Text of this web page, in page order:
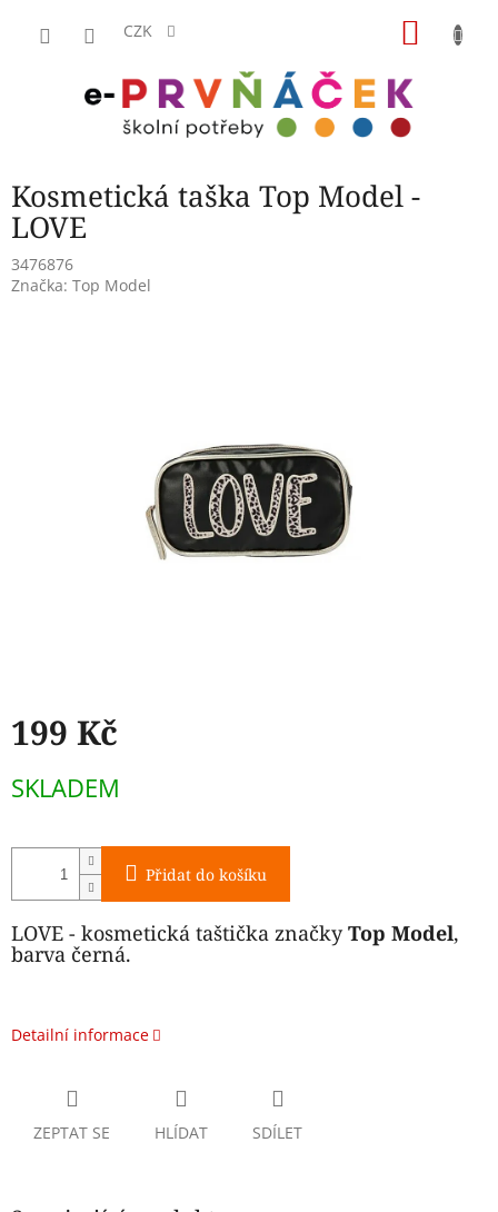
CZK
Kosmetická taška Top Model -
LOVE
3476876
Značka: Top Model
199 Kč
cena:
SKLADEM
Přidat do košíku
LOVE - kosmetická taštička značkyTop Model,
barva černá.
Detailní informace
ZEPTAT SE HLÍDAT SDÍLET